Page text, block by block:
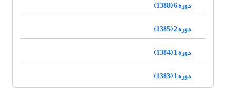
دوره 6 (1388)
دوره 2 (1385)
دوره 1 (1384)
دوره 1 (1383)